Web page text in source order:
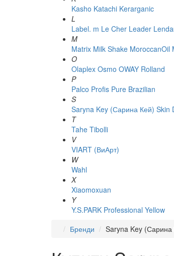
Kasho Katachi Kerarganic
L
Label. m Le Cher Leader
M
Matrix Milk Shake MoroccanOil
O
Olaplex Osmo OWAY Rolland
P
Palco Profis Pure Brazilian
S
Saryna Key (Сарина Кей) Skin
T
Tahe Tibolli
V
VIART (ВиАрт)
W
Wahl
X
Xiaomoxuan
Y
Y.S.PARK Professional Yellow
Бренди
Saryna Key (Сарина